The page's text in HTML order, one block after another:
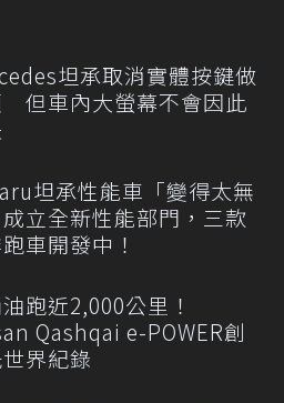
坦承取消實體按鍵做
但車內大螢幕不會因此
坦承性能車「變得太無
立全新性能部門，三款
車開發中！
跑近2,000公里！
Qashqai e-POWER創
界紀錄